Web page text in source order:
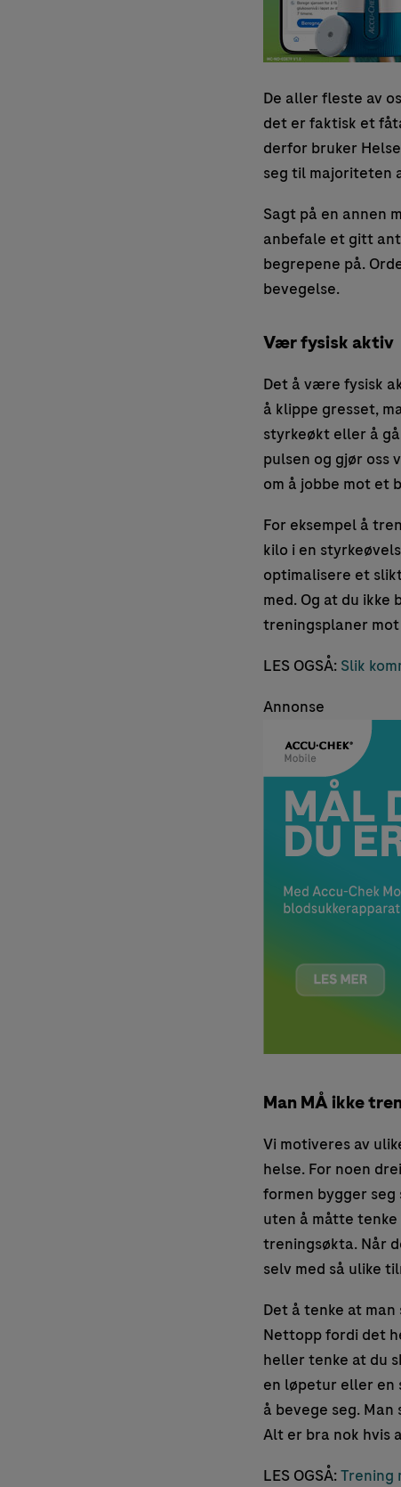
De aller fleste av
det er faktisk et
derfor bruker
seg til majoriteten
Sagt på en annen
anbefale et gitt
begrepene på.
bevegelse.
Vær fysisk aktiv
Det å være fysisk
å klippe gresset,
styrkeøkt eller å
pulsen og gjør oss
om å jobbe mot et
For eksempel å
kilo i en
optimalisere et
med. Og at du
treningsplaner
LES OGSÅ: Slik
Annonse
Man MÅ ikke
Vi motiveres av
helse. For noen
formen bygger
uten å måtte
treningsøkta. Når
selv med så ulike
Det å tenke at
Nettopp fordi det
heller tenke at du
en løpetur eller en
å bevege seg.
Alt er bra nok hvis
LES OGSÅ:Trening